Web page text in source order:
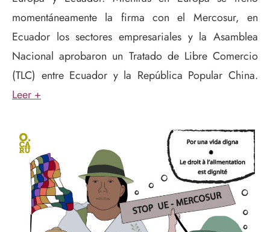
momentáneamente la firma con el Mercosur, en
Ecuador los sectores empresariales y la Asamblea
Nacional aprobaron un Tratado de Libre Comercio
(TLC) entre Ecuador y la República Popular China.
Leer +